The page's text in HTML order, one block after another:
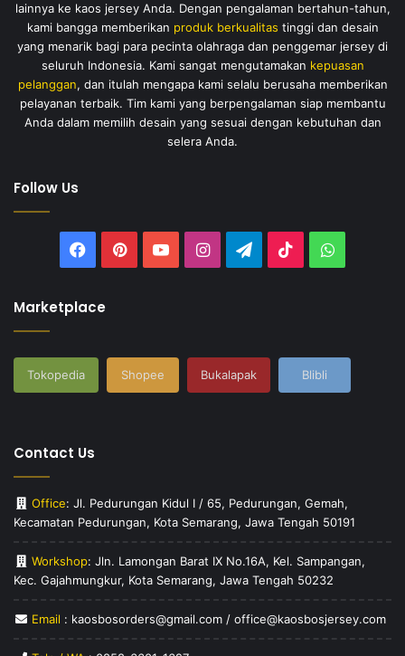
lainnya ke kaos jersey Anda. Dengan pengalaman bertahun-tahun,
kami bangga memberikan produk berkualitas tinggi dan desain
yang menarik bagi para pecinta olahraga dan penggemar jersey di
seluruh Indonesia. Kami sangat mengutamakan kepuasan
pelanggan, dan itulah mengapa kami selalu berusaha memberikan
pelayanan terbaik. Tim kami yang berpengalaman siap membantu
Anda dalam memilih desain yang sesuai dengan kebutuhan dan
selera Anda.
Follow Us
Facebook
PinterestYouTubeInstagramTelegram
TikTok
Marketplace
Tokopedia Shopee Bukalapak Blibli
Contact Us
Office: Jl. Pedurungan Kidul I / 65, Pedurungan, Gemah,
Kecamatan Pedurungan, Kota Semarang, Jawa Tengah 50191
Workshop: Jln. Lamongan Barat IX No.16A, Kel. Sampangan,
Kec. Gajahmungkur, Kota Semarang, Jawa Tengah 50232
Email : kaosbosorders@gmail.com / office@kaosbosjersey.com